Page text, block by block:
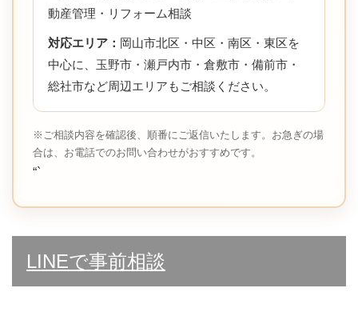
動産管理・リフォーム相談
対応エリア： 岡山市北区・中区・南区・東区を
中心に、玉野市・瀬戸内市・倉敷市・備前市・
総社市など周辺エリアもご相談ください。
※ご相談内容を確認後、順番にご返信いたします。お急ぎの場
合は、お電話でのお問い合わせがおすすめです。
“`
LINEで事前相談